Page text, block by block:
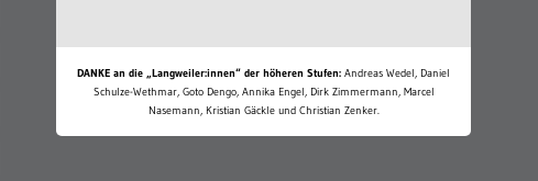
DANKE an die „Langweiler:innen“ der höheren Stufen: Andreas Wedel, Daniel
Schulze-Wethmar, Goto Dengo, Annika Engel, Dirk Zimmermann, Marcel
Nasemann, Kristian Gäckle und Christian Zenker.